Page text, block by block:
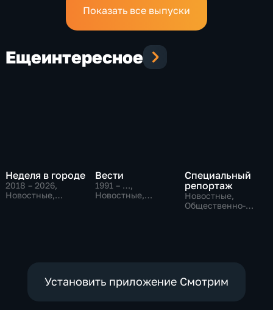
Показать все выпуски
Ещеинтересное
Неделя в городе
2018 – 2026,
Новостные,
Вести
1991 – …,
Новостные,
Специальный
репортаж
Новостные,
Общественно-
Установить приложение Смотрим